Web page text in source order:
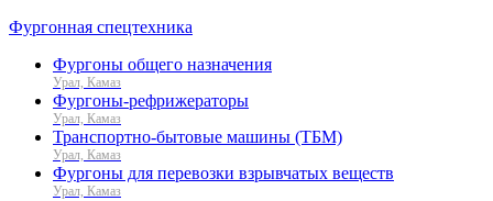
Фургонная спецтехника
Фургоны общего назначения
Урал, Камаз
Фургоны-рефрижераторы
Урал, Камаз
Транспортно-бытовые машины (ТБМ)
Урал, Камаз
Фургоны для перевозки взрывчатых веществ
Урал, Камаз